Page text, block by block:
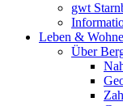
gwt
Leben &
Über